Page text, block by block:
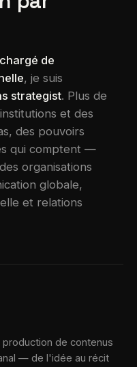
chargé de
, je suis
strategist. Plus de
et des
des pouvoirs
qui comptent —
organisations
globale,
et relations
de contenus
— de l'idée au récit